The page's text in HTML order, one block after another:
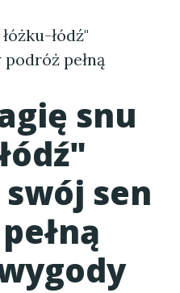
łódź"
pełną
snu
sen